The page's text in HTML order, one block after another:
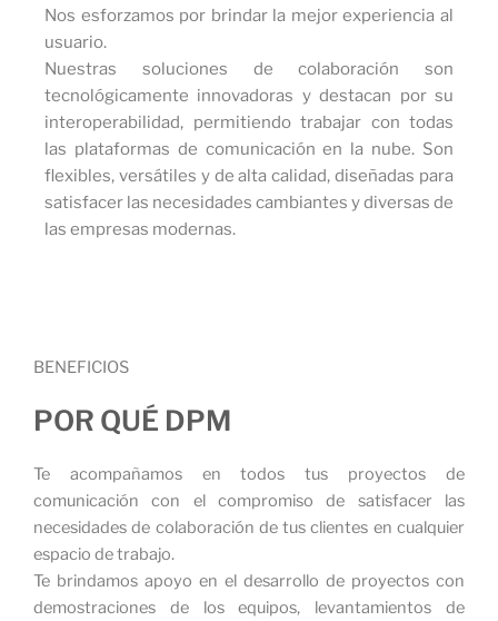
Nos esforzamos por brindar la mejor experiencia al
usuario.
Nuestras soluciones de colaboración son
tecnológicamente innovadoras y destacan por su
interoperabilidad, permitiendo trabajar con todas
las plataformas de comunicación en la nube. Son
flexibles, versátiles y de alta calidad, diseñadas para
satisfacer las necesidades cambiantes y diversas de
las empresas modernas.
BENEFICIOS
POR QUÉ DPM
Te acompañamos en todos tus proyectos de
comunicación con el compromiso de satisfacer las
necesidades de colaboración de tus clientes en cualquier
espacio de trabajo.
Te brindamos apoyo en el desarrollo de proyectos con
demostraciones de los equipos, levantamientos de